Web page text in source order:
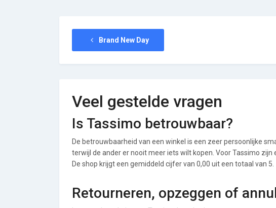
Brand New Day
Veel gestelde vragen
Is Tassimo betrouwbaar?
De betrouwbaarheid van een winkel is een zeer persoonlijke
terwijl de ander er nooit meer iets wilt kopen. Voor Tassimo
De shop krijgt een gemiddeld cijfer van 0,00 uit een totaal van 5.
Retourneren, opzeggen of